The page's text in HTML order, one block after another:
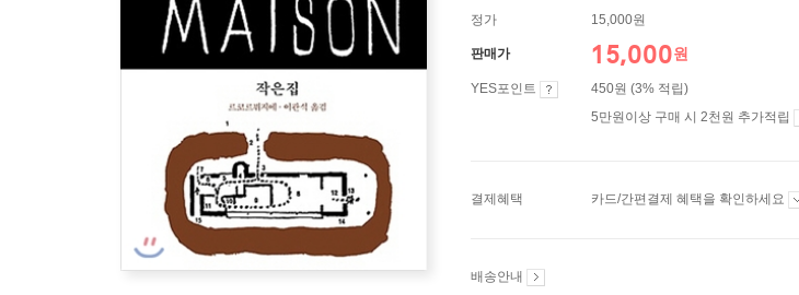
정가 15,000원
판매가 15,000원
YES포인트
450원 (3% 적립)
5만원이상 구매 시 2천원 추가적립
결제혜택 카드/간편결제 혜택을 확인하세요
배송안내